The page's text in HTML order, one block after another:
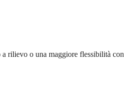
rilievo o una maggiore flessibilità